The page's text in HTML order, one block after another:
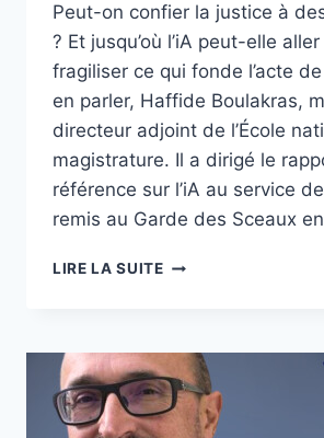
Peut-on confier la justice à
? Et jusqu’où l’iA peut-elle
fragiliser ce qui fonde l’acte
en parler, Haffide Boulakras,
directeur adjoint de l’École
magistrature. Il a dirigé le
référence sur l’iA au service
remis au Garde des Sceaux
LIRE LA SUITE JUSTICE
LA
FIN
DU
JUGE